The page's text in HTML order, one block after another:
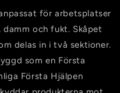
för arbetsplatser
och fukt. Skåpet
delas in i två sektioner.
som en Första
Första Hjälpen